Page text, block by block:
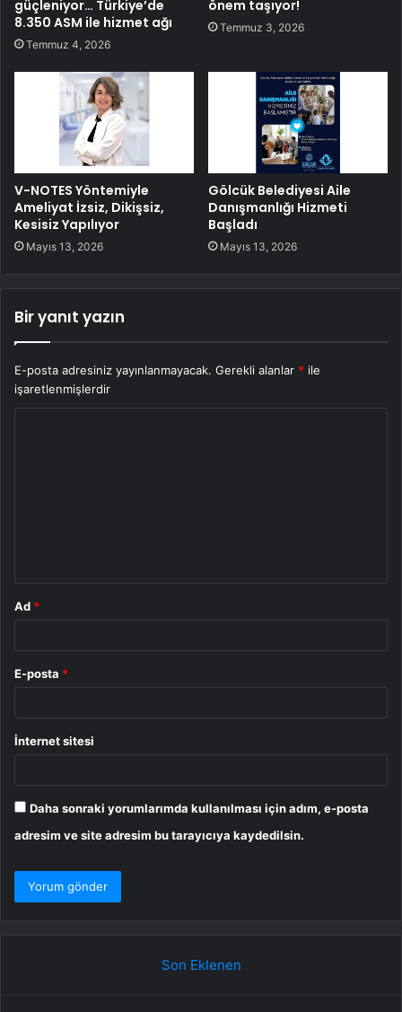
güçleniyor… Türkiye’de
8.350 ASM ile hizmet ağı
Temmuz 4, 2026
önem taşıyor!
Temmuz 3, 2026
V-NOTES Yöntemiyle
Ameliyat İzsiz, Dikişsiz,
Kesisiz Yapılıyor
Mayıs 13, 2026
Gölcük Belediyesi Aile
Danışmanlığı Hizmeti
Başladı
Mayıs 13, 2026
Bir yanıt yazın
E-posta adresiniz yayınlanmayacak. Gerekli alanlar * ile
işaretlenmişlerdir
Ad *
E-posta *
İnternet sitesi
Daha sonraki yorumlarımda kullanılması için adım, e-posta
adresim ve site adresim bu tarayıcıya kaydedilsin.
Son Eklenen